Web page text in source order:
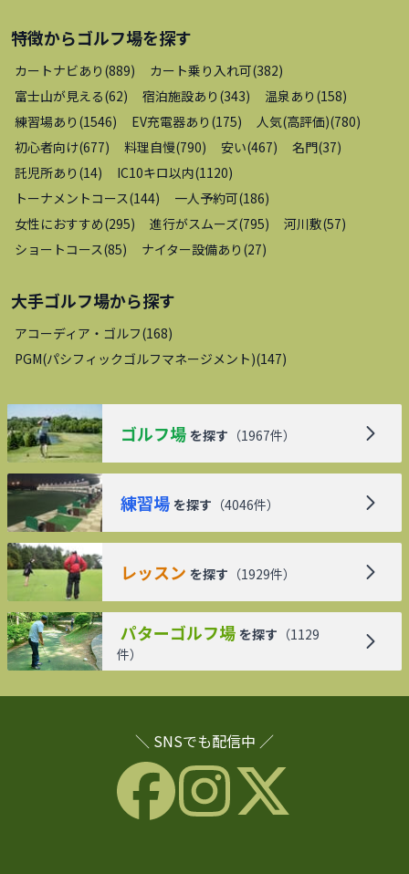
特徴からゴルフ場を探す
カートナビあり (889) カート乗り入れ可(382)
富士山が見える(62) 宿泊施設あり (343) 温泉あり (158)
練習場あり (1546) EV充電器あり (175) 人気(高評価)(780)
初心者向け(677) 料理自慢(790) 安い(467) 名門(37)
託児所あり (14) IC10キロ以内(1120)
トーナメントコース(144) 一人予約可(186)
女性におすすめ(295) 進行がスムーズ(795) 河川敷(57)
ショートコース(85) ナイター設備あり (27)
大手ゴルフ場から探す
アコーディア・ゴルフ(168)
PGM(パシフィックゴルフマネージメント)(147)
ゴルフ場 を探す （1967件）
練習場 を探す （4046件）
レッスン を探す （1929件）
パターゴルフ場 を探す （1129
件）
＼ SNSでも配信中 ／